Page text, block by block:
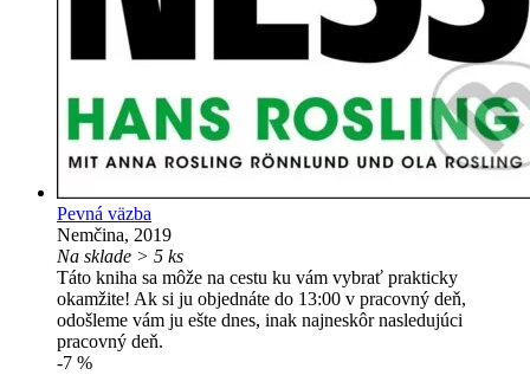
Pevná väzba
Nemčina, 2019
Na sklade > 5 ks
Táto kniha sa môže na cestu ku vám vybrať prakticky
okamžite! Ak si ju objednáte do 13:00 v pracovný deň,
odošleme vám ju ešte dnes, inak najneskôr nasledujúci
pracovný deň.
-7 %